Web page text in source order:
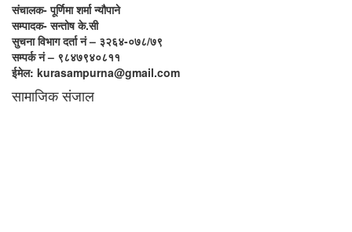
संचालक- पूर्णिमा शर्मा न्यौपाने
सम्पादक- सन्तोष के.सी
सुचना विभाग दर्ता नं – ३२६४-०७८/७९
सम्पर्क नं – ९८४७९४०८११
ईमेल: kurasampurna@gmail.com
सामाजिक संजाल